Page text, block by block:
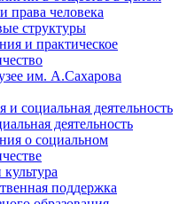
права человека
структуры
и практическое
им. А.Сахарова
и социальная деятельность
деятельность
о социальном
поддержка